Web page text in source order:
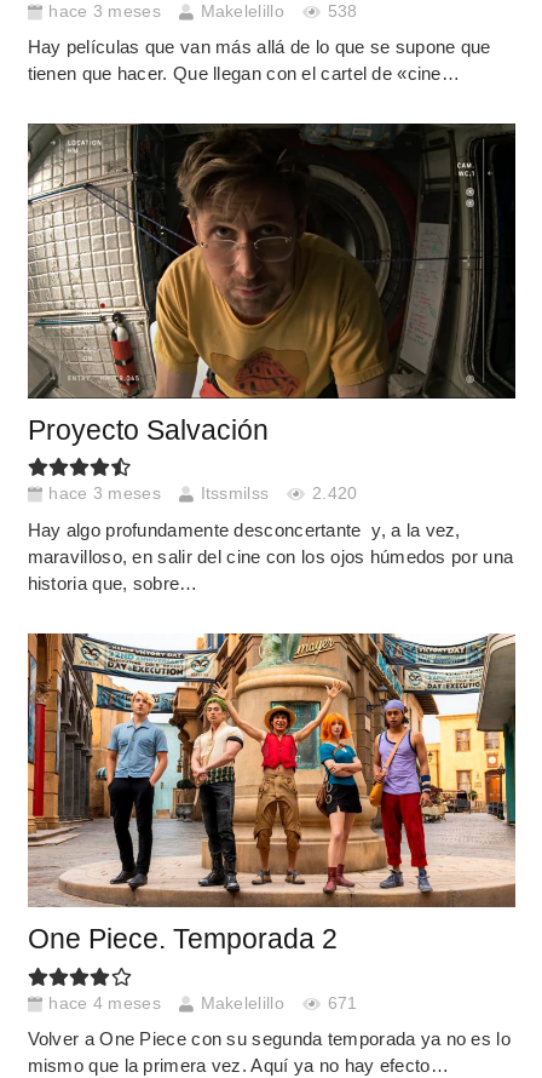
hace 3 meses Makelelillo 538
Hay películas que van más allá de lo que se supone que
tienen que hacer. Que llegan con el cartel de «cine…
Proyecto Salvación
hace 3 meses Itssmilss 2.420
Hay algo profundamente desconcertante y, a la vez,
maravilloso, en salir del cine con los ojos húmedos por una
historia que, sobre…
One Piece. Temporada 2
hace 4 meses Makelelillo 671
Volver a One Piece con su segunda temporada ya no es lo
mismo que la primera vez. Aquí ya no hay efecto…